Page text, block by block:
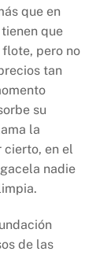
que en
que
pero no
tan
su
la
cierto, en el
nadie
de las